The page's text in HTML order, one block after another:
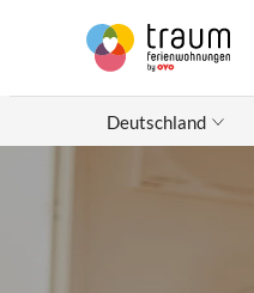
Deutschland